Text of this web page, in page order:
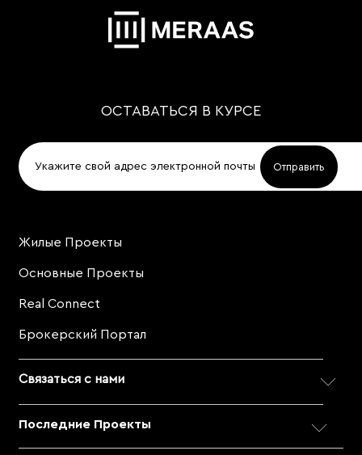
ОСТАВАТЬСЯ В КУРСЕ
Связаться с нами
ДЛЯ ПРЯМЫХ ПРОДАЖ
Позвоните по номеру 800 MERAAS (800-637227).
Project
Footer
Жилые Проекты
Основные Проекты
Real Connect
Брокерский Портал
Последние Проекты